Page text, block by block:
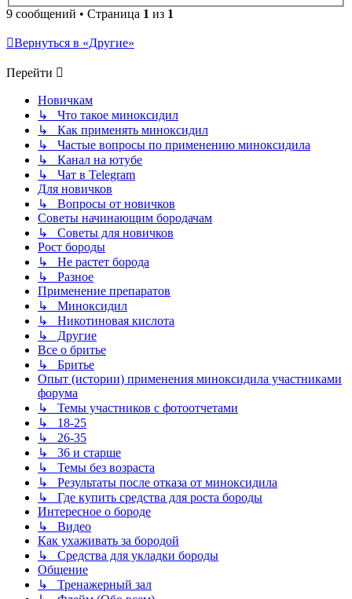
9 сообщений • Страница 1 из 1
Вернуться в «Другие»
Перейти
Новичкам
↳ Что такое миноксидил
↳ Как применять миноксидил
↳ Частые вопросы по применению миноксидила
↳ Канал на ютубе
↳ Чат в Telegram
Для новичков
↳ Вопросы от новичков
Советы начинающим бородачам
↳ Советы для новичков
Рост бороды
↳ Не растет борода
↳ Разное
Применение препаратов
↳ Миноксидил
↳ Никотиновая кислота
↳ Другие
Все о бритье
↳ Бритье
Опыт (истории) применения миноксидила участниками
форума
↳ Темы участников с фотоотчетами
↳ 18-25
↳ 26-35
↳ 36 и старше
↳ Темы без возраста
↳ Результаты после отказа от миноксидила
↳ Где купить средства для роста бороды
Интересное о бороде
↳ Видео
Как ухаживать за бородой
↳ Средства для укладки бороды
Общение
↳ Тренажерный зал